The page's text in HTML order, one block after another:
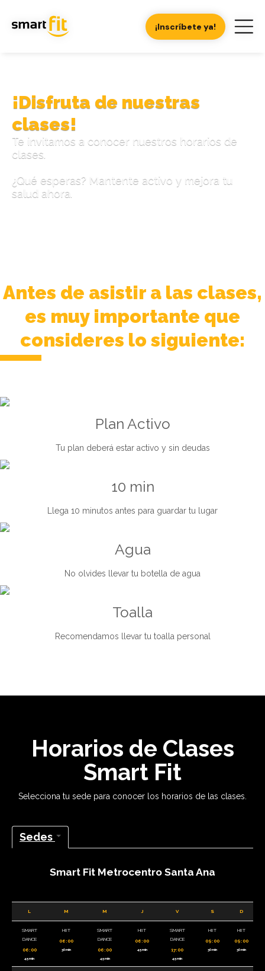
¡Inscríbete ya!
¡Disfruta de nuestras
clases!
Te invitamos a conocer nuestros horarios de
clases.
¿Qué esperas? Mantente activo y mejora tu
salud ahora.
Antes de asistir a las clases,
es muy importante que
consideres lo siguiente:
Plan Activo
Tu plan deberá estar activo y sin deudas
10 min
Llega 10 minutos antes para guardar tu lugar
Agua
No olvides llevar tu botella de agua
Toalla
Recomendamos llevar tu toalla personal
Horarios de Clases
Smart Fit
Selecciona tu sede para conocer los horarios de las clases.
Sedes
Smart Fit Metrocentro Santa Ana
L M M J V S D
SMART
DANCE
06:00
45 min
HIIT
06:00
30 min
SMART
DANCE
06:00
45 min
HIIT
06:00
45 min
SMART
DANCE
17:00
45 min
HIIT
09:00
30 min
HIIT
09:00
30 min